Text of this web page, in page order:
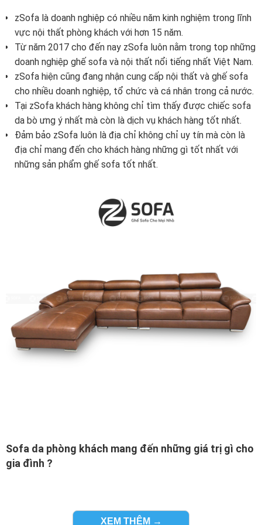
zSofa là doanh nghiệp có nhiều năm kinh nghiệm trong lĩnh
vực nội thất phòng khách với hơn 15 năm.
Từ năm 2017 cho đến nay zSofa luôn nằm trong top những
doanh nghiệp ghế sofa và nội thất nổi tiếng nhất Việt Nam.
zSofa hiện cũng đang nhận cung cấp nội thất và ghế sofa
cho nhiều doanh nghiệp, tổ chức và cá nhân trong cả nước.
Tại zSofa khách hàng không chỉ tìm thấy được chiếc sofa
da bò ưng ý nhất mà còn là dịch vụ khách hàng tốt nhất.
Đảm bảo zSofa luôn là địa chỉ không chỉ uy tín mà còn là
địa chỉ mang đến cho khách hàng những gì tốt nhất với
những sản phẩm ghế sofa tốt nhất.
Sofa da phòng khách mang đến những giá trị gì cho
gia đình ?
sofa phải mua.
XEM THÊM →